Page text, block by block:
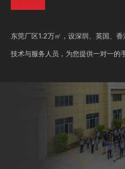
东莞厂区1.2万㎡，设深圳、英国、
技术与服务人员，为您提供一对一的